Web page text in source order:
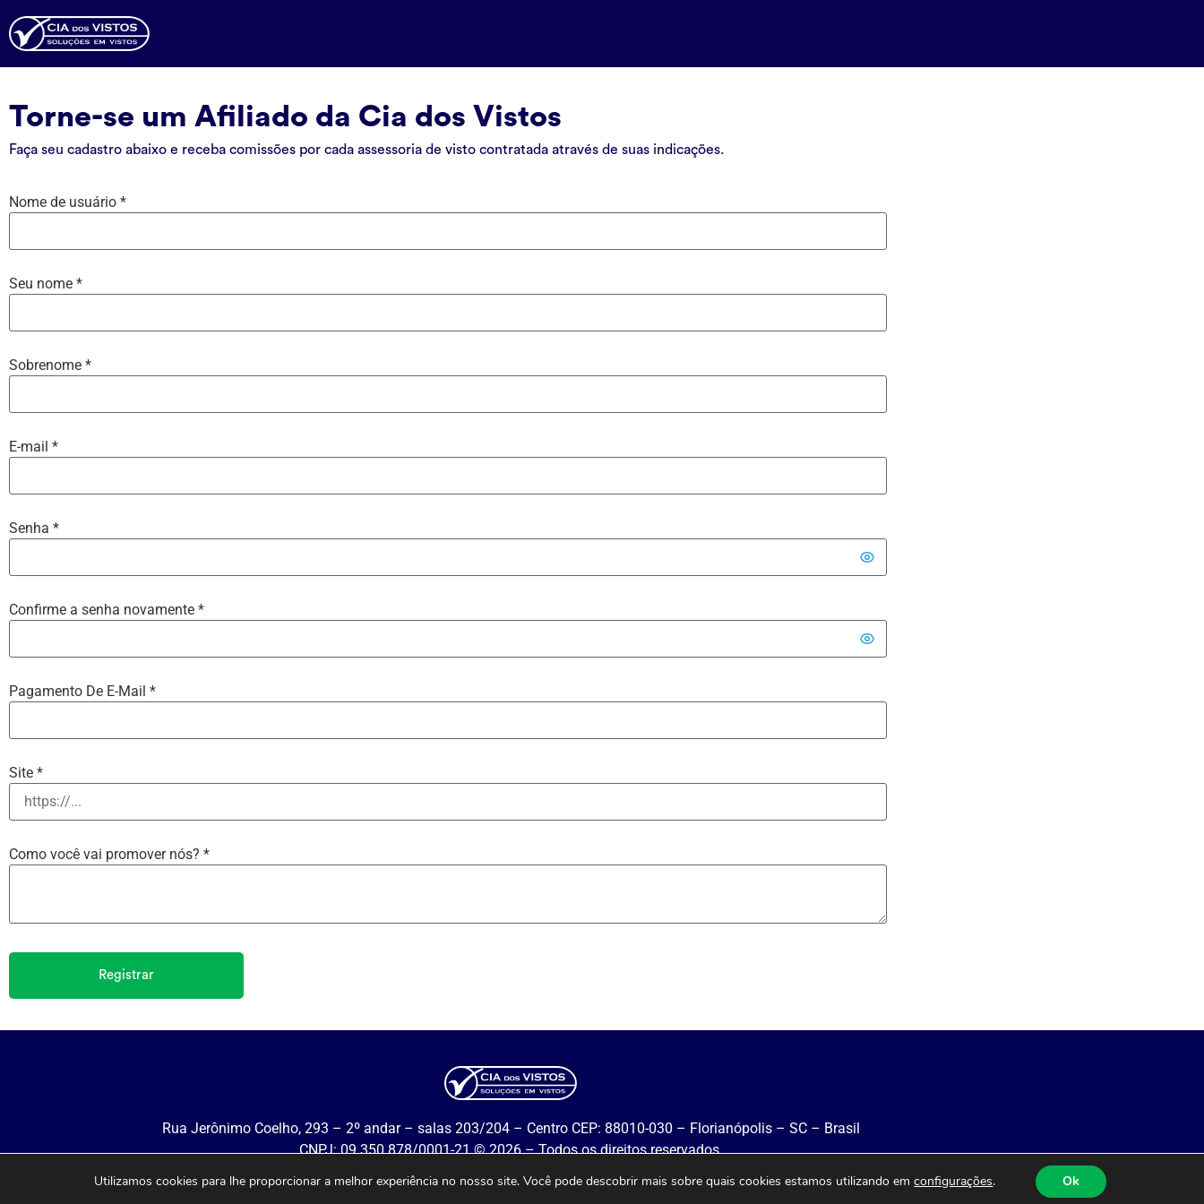
Torne-se um Afiliado da Cia dos Vistos
Faça seu cadastro abaixo e receba comissões por cada assessoria de visto contratada através de suas indicações.
Nome de usuário *
Seu nome *
Sobrenome *
E-mail *
Senha *
Confirme a senha novamente *
Pagamento De E-Mail *
Site *
Como você vai promover nós? *
Registrar
Rua Jerônimo Coelho, 293 – 2º andar – salas 203/204 – Centro CEP: 88010-030 – Florianópolis – SC – Brasil
CNPJ: 09.350.878/0001-21 ©2026– Todos os direitos reservados.
Utilizamos cookies para lhe proporcionar a melhor experiência no nosso site. Você pode descobrir mais sobre quais cookies estamos utilizando emconfigurações. Ok